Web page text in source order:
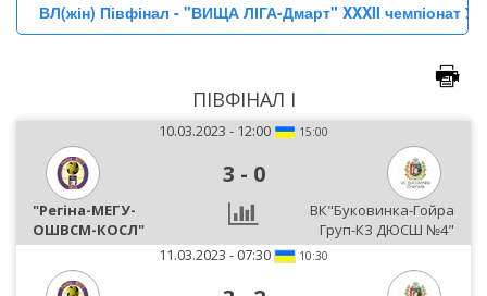
ВЛ(жін) Півфінал - "ВИЩА ЛІГА-Дмарт" XXXII чемпіонат
ПІВФІНАЛ I
10.03.2023 - 12:00 15:00
3 - 0
"Регіна-МЕГУ-
ОШВСМ-КОСЛ"
ВК"Буковинка-Гойра
Груп-КЗ ДЮСШ №4"
11.03.2023 - 07:30
10:30